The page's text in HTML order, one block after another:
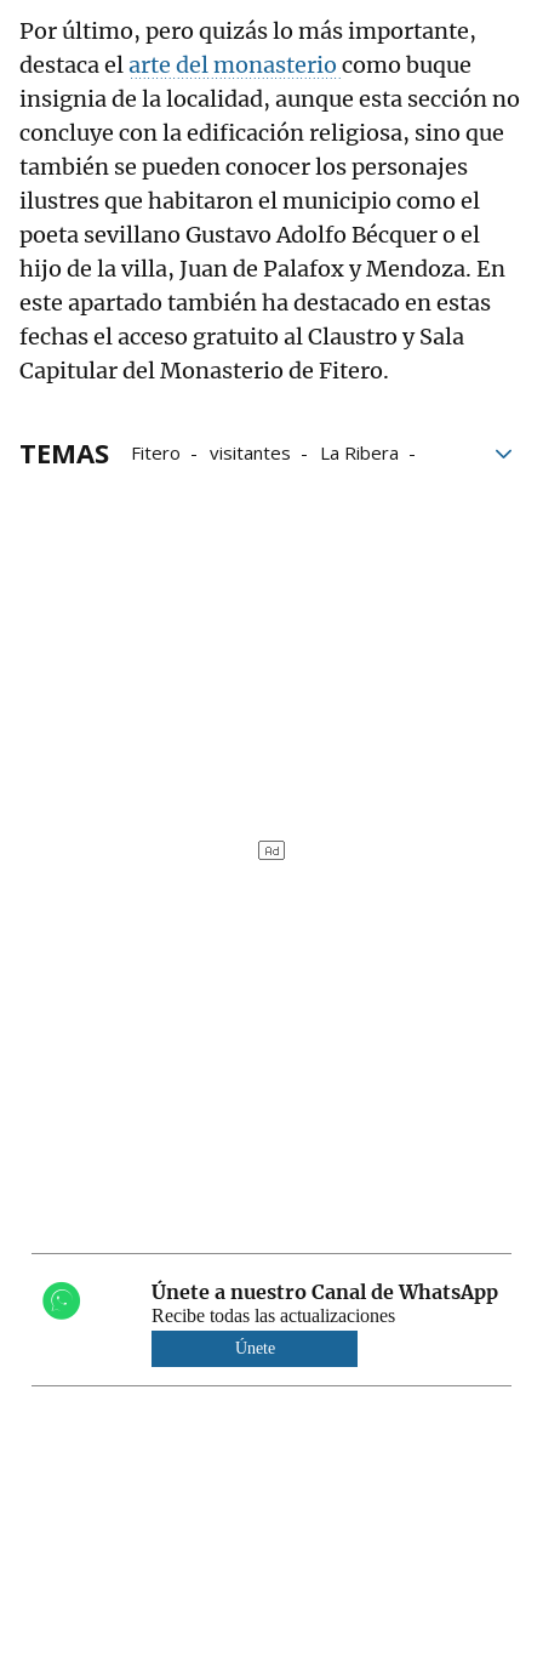
Por último, pero quizás lo más importante,
destaca elarte del monasterio como buque
insignia de la localidad, aunque esta sección no
concluye con la edificación religiosa, sino que
también se pueden conocer los personajes
ilustres que habitaron el municipio como el
poeta sevillano Gustavo Adolfo Bécquer o el
hijo de la villa, Juan de Palafox y Mendoza. En
este apartado también ha destacado en estas
fechas el acceso gratuito al Claustro y Sala
Capitular del Monasterio de Fitero.
TEMAS Fitero visitantes
La Ribera
Únete a nuestro Canal de WhatsApp
Recibe todas las actualizaciones
Únete